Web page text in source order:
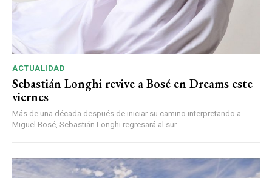
ACTUALIDAD
Sebastián Longhi revive a Bosé en Dreams este
viernes
Más de una década después de iniciar su camino interpretando a
Miguel Bosé, Sebastián Longhi regresará al sur ...